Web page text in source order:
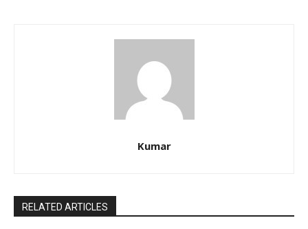
Kumar
RELATED ARTICLES